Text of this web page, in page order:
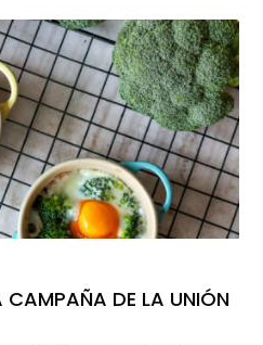
CAMPAÑA DE LA UNIÓN